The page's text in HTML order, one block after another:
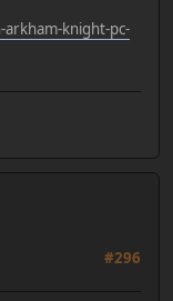
knight-pc-
#296